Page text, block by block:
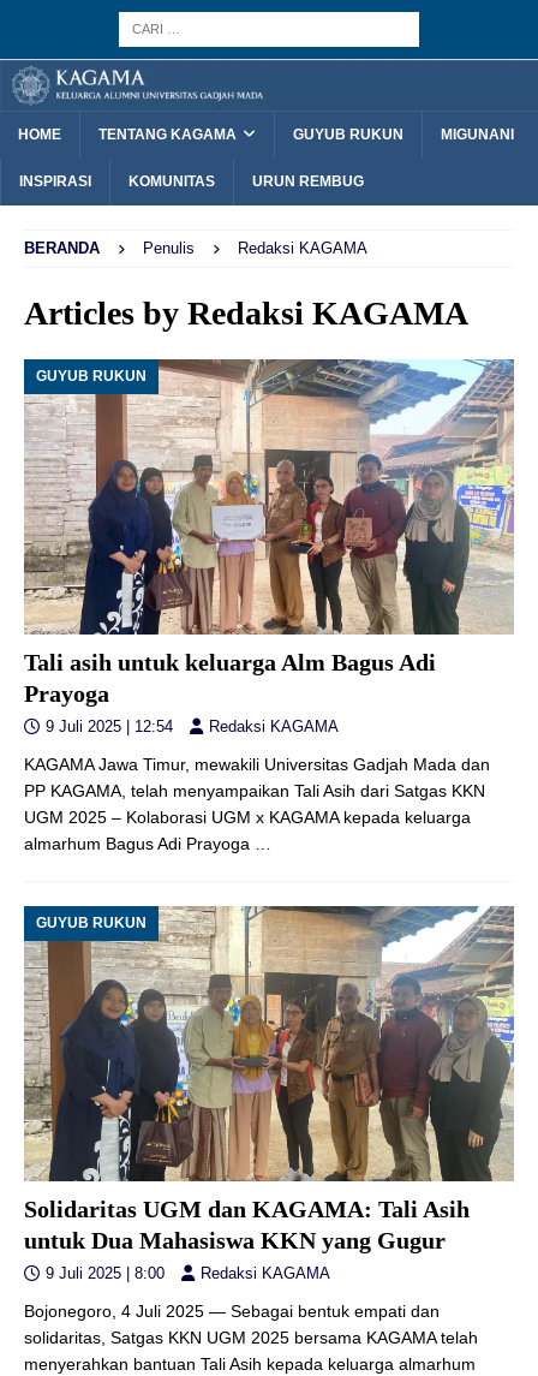
HOME TENTANG KAGAMA GUYUB RUKUN MIGUNANI
INSPIRASI KOMUNITAS URUN REMBUG
BERANDA Penulis Redaksi KAGAMA
Articles by Redaksi KAGAMA
GUYUB RUKUN
Tali asih untuk keluarga Alm Bagus Adi
Prayoga
9 Juli 2025 | 12:54 Redaksi KAGAMA
KAGAMA Jawa Timur, mewakili Universitas Gadjah Mada dan
PP KAGAMA, telah menyampaikan Tali Asih dari Satgas KKN
UGM 2025 – Kolaborasi UGM x KAGAMA kepada keluarga
almarhum Bagus Adi Prayoga
GUYUB RUKUN
Solidaritas UGM dan KAGAMA: Tali Asih
untuk Dua Mahasiswa KKN yang Gugur
9 Juli 2025 | 8:00 Redaksi KAGAMA
Bojonegoro, 4 Juli 2025 — Sebagai bentuk empati dan
solidaritas, Satgas KKN UGM 2025 bersama KAGAMA telah
menyerahkan bantuan Tali Asih kepada keluarga almarhum